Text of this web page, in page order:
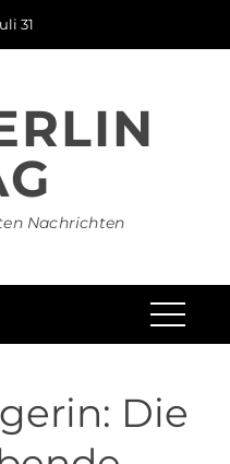
31
Nachrichten
Die